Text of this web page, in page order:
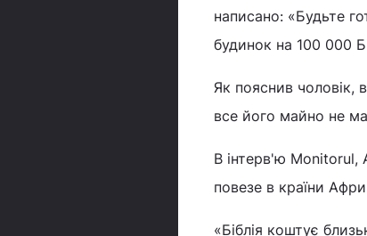
написано: «Будьте
будинок на 100 000
Як пояснив чоловік,
все його майно не
В інтерв'ю Monitorul,
повезе в країни
«Біблія коштує